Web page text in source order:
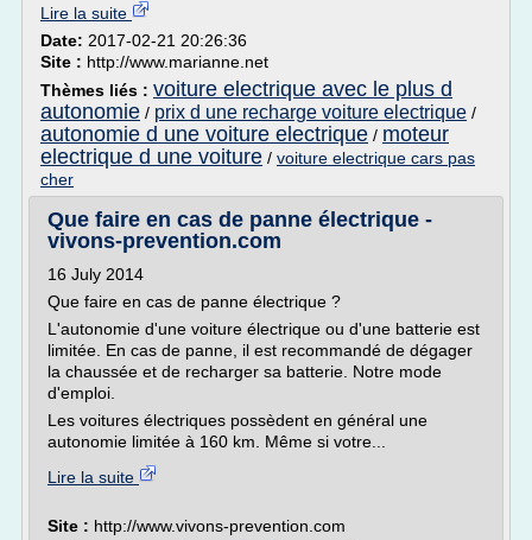
Lire la suite
Date: 2017-02-21 20:26:36
Site : http://www.marianne.net
Thèmes liés : voiture electrique avec le plus d
autonomie / prix d une recharge voiture electrique /
autonomie d une voiture electrique / moteur
electrique d une voiture / voiture electrique cars pas
cher
Que faire en cas de panne électrique -
vivons-prevention.com
16 July 2014
Que faire en cas de panne électrique ?
L'autonomie d'une voiture électrique ou d'une batterie est
limitée. En cas de panne, il est recommandé de dégager
la chaussée et de recharger sa batterie. Notre mode
d'emploi.
Les voitures électriques possèdent en général une
autonomie limitée à 160 km. Même si votre...
Lire la suite
Site : http://www.vivons-prevention.com